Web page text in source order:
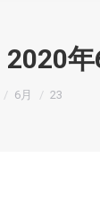
2020年
6月 23